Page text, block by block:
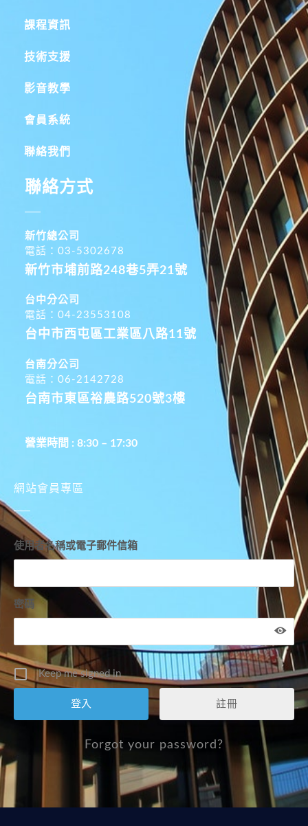
課程資訊
技術支援
影音教學
會員系統
聯絡我們
聯絡方式
新竹總公司
電話：03-5302678
新竹市埔前路248巷5弄21號
台中分公司
電話：04-23553108
台中市西屯區工業區八路11號
台南分公司
電話：06-2142728
台南市東區裕農路520號3樓
營業時間 : 8:30 – 17:30
網站會員專區
使用者名稱或電子郵件信箱
密碼
Keep me signed in
註冊
Forgot your password?